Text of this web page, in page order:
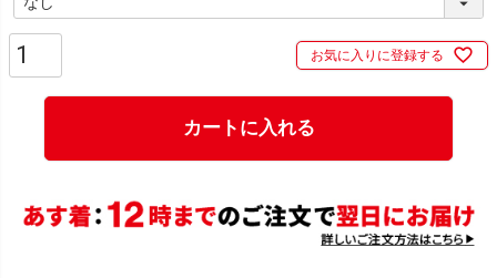
必
お気に入りに登録する
カートに入れる